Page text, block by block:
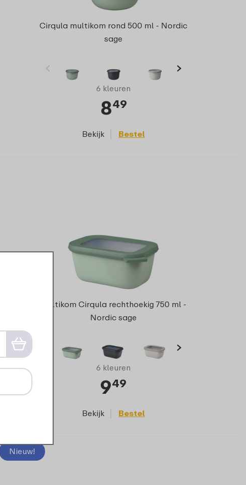
Cirqula multikom rond 500 ml - Nordic
sage
6 kleuren
849
Bekijk Bestel
Multikom Cirqula rechthoekig 750 ml -
Nordic sage
6 kleuren
949
Bekijk Bestel
Nieuw!